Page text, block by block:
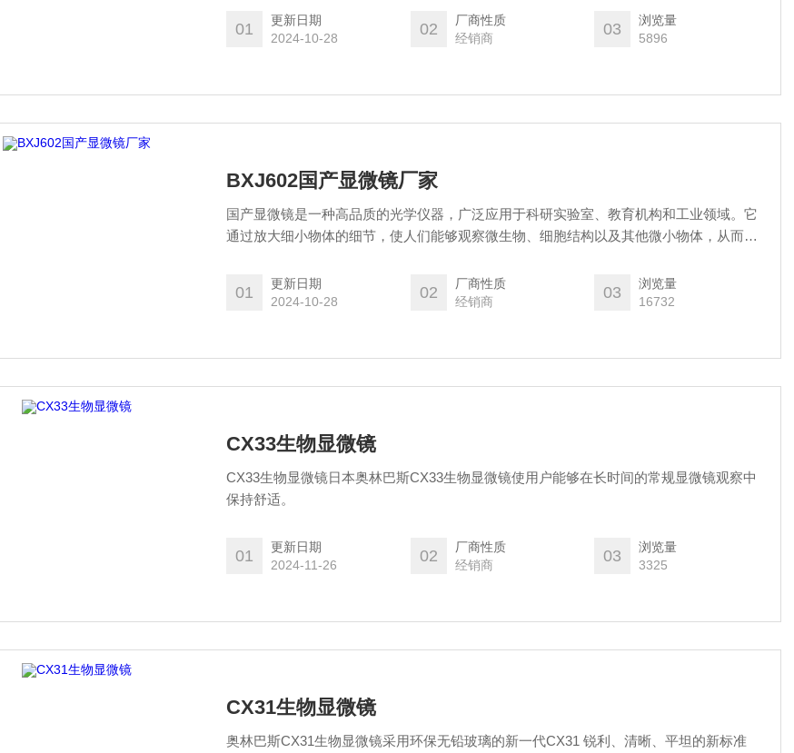
01
更新日期
2024-10-28
02
厂商性质
经销商
03
浏览量
5896
BXJ602国产显微镜厂家
国产显微镜是一种高品质的光学仪器，广泛应用于科研实验室、教育机构和工业领域。它
通过放大细小物体的细节，使人们能够观察微生物、细胞结构以及其他微小物体，从而帮
01
更新日期
2024-10-28
02
厂商性质
经销商
03
浏览量
16732
CX33生物显微镜
CX33生物显微镜日本奥林巴斯CX33生物显微镜使用户能够在长时间的常规显微镜观察中
保持舒适。
01
更新日期
2024-11-26
02
厂商性质
经销商
03
浏览量
3325
CX31生物显微镜
奥林巴斯CX31生物显微镜采用环保无铅玻璃的新一代CX31 锐利、清晰、平坦的新标准